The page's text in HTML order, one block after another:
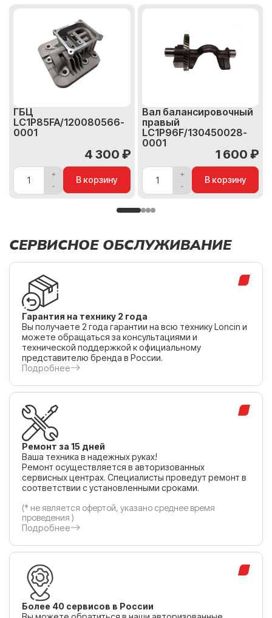
ГБЦ
LC1Р85FA/120080566-
0001
4 300 ₽
В корзину
Вал балансировочный
правый
LC1P96F/130450028-
0001
1 600 ₽
В корзину
СЕРВИСНОЕ ОБСЛУЖИВАНИЕ
Гарантия на технику 2 года
Вы получаете 2 года гарантии на всю технику Loncin и
можете обращаться за консультациями и
технической поддержкой к официальному
представителю бренда в России.
Подробнее
Ремонт за 15 дней
Ваша техника в надежных руках!
Ремонт осуществляется в авторизованных
сервисных центрах. Специалисты проведут ремонт в
соответствии с установленными сроками.
(* не является офертой, указано среднее время
проведения )
Подробнее
Более 40 сервисов в России